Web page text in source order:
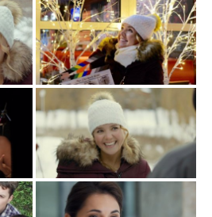
postavy
(Tanya)
Desmarrias Paton)
(Renauld)
(Barbara)
Steve Press)